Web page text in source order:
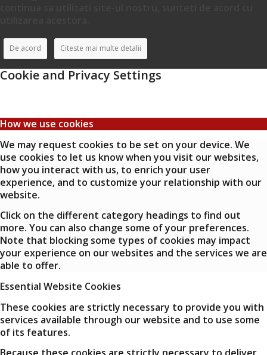
De acord Citeste mai multe detalii
Cookie and Privacy Settings
How we use cookies
We may request cookies to be set on your device. We
use cookies to let us know when you visit our websites,
how you interact with us, to enrich your user
experience, and to customize your relationship with our
website.
Click on the different category headings to find out
more. You can also change some of your preferences.
Note that blocking some types of cookies may impact
your experience on our websites and the services we are
able to offer.
Essential Website Cookies
These cookies are strictly necessary to provide you with
services available through our website and to use some
of its features.